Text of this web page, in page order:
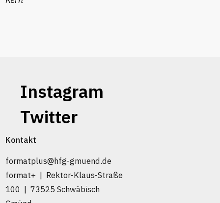
Instagram
Twitter
Kontakt
formatplus@hfg-gmuend.de
format+ | Rektor-Klaus-Straße
100 | 73525 Schwäbisch